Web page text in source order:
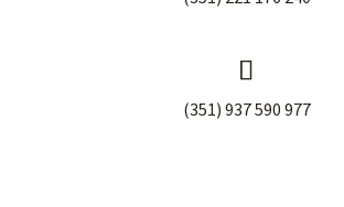


(351) 937 590 977